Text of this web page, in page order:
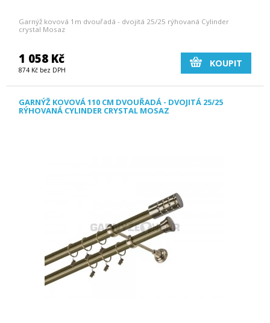
Garnýž kovová 1m dvouřadá - dvojitá 25/25 rýhovaná Cylinder
crystal Mosaz
1 058 Kč
874 Kč bez DPH
KOUPIT
GARNÝŽ KOVOVÁ 110 CM DVOUŘADÁ - DVOJITÁ 25/25
RÝHOVANÁ CYLINDER CRYSTAL MOSAZ